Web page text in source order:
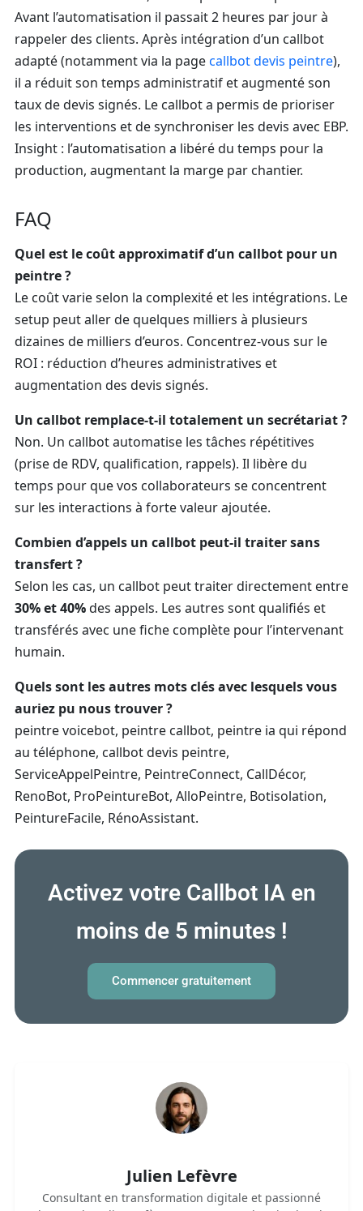
Avant l’automatisation il passait 2 heures par jour à
rappeler des clients. Après intégration d’un callbot
adapté (notamment via la pagecallbot devis peintre),
il a réduit son temps administratif et augmenté son
taux de devis signés. Le callbot a permis de prioriser
les interventions et de synchroniser les devis avec EBP.
Insight : l’automatisation a libéré du temps pour la
production, augmentant la marge par chantier.
FAQ
Quel est le coût approximatif d’un callbot pour un
peintre ?
Le coût varie selon la complexité et les intégrations. Le
setup peut aller de quelques milliers à plusieurs
dizaines de milliers d’euros. Concentrez-vous sur le
ROI : réduction d’heures administratives et
augmentation des devis signés.
Un callbot remplace-t‑il totalement un secrétariat ?
Non. Un callbot automatise les tâches répétitives
(prise de RDV, qualification, rappels). Il libère du
temps pour que vos collaborateurs se concentrent
sur les interactions à forte valeur ajoutée.
Combien d’appels un callbot peut‑il traiter sans
transfert ?
Selon les cas, un callbot peut traiter directement entre
30% et 40%des appels. Les autres sont qualifiés et
transférés avec une fiche complète pour l’intervenant
humain.
Quels sont les autres mots clés avec lesquels vous
auriez pu nous trouver ?
peintre voicebot, peintre callbot, peintre ia qui répond
au téléphone, callbot devis peintre,
ServiceAppelPeintre, PeintreConnect, CallDécor,
RenoBot, ProPeintureBot, AlloPeintre, Botisolation,
PeintureFacile, RénoAssistant.
Activez votre Callbot IA en
moins de 5 minutes !
Commencer gratuitement
Julien Lefèvre
Consultant en transformation digitale et passionné